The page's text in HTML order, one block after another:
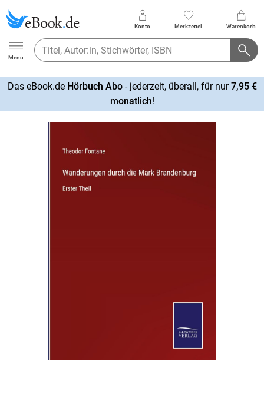
Ebook.de
Menu
Konto Merkzettel Warenkorb
Das eBook.de Hörbuch Abo- jederzeit, überall, für nur7,95 €
monatlich!